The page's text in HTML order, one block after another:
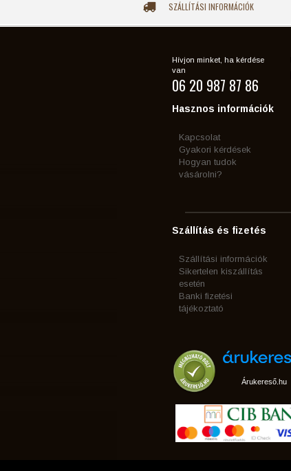
SZÁLLÍTÁSI INFORMÁCIÓK
Hívjon minket, ha kérdése
van
06 20 987 87 86
Hasznos információk
Kapcsolat
Gyakori kérdések
Hogyan tudok
vásárolni?
Szállítás és fizetés
Szállítási információk
Sikertelen kiszállítás
esetén
Banki fizetési
tájékoztató
Árukereső.hu